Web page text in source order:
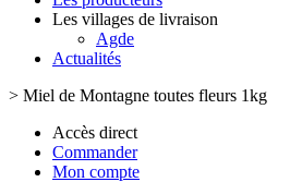
Les villages de livraison
Agde
Actualités
> Miel de Montagne toutes fleurs 1kg
Accès direct
Commander
Mon compte